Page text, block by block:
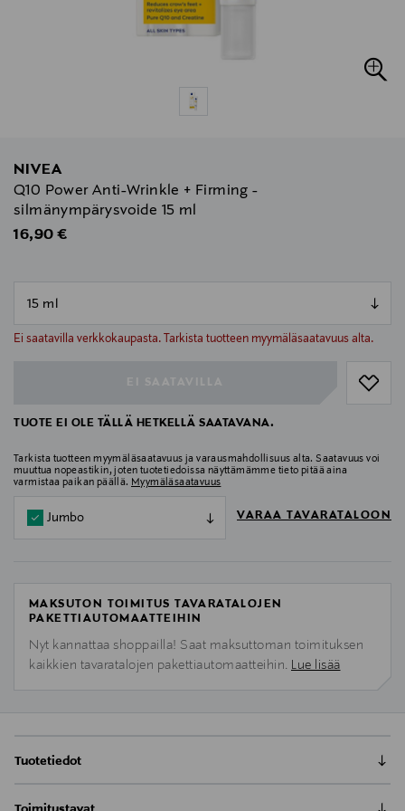
NIVEA
Q10 Power Anti-Wrinkle + Firming -
silmänympärysvoide 15 ml
Original Price
16,90 €
Ei saatavilla verkkokaupasta. Tarkista tuotteen myymäläsaatavuus alta.
null
TUOTE EI OLE TÄLLÄ HETKELLÄ SAATAVANA.
Tarkista tuotteen myymäläsaatavuus ja varausmahdollisuus alta. Saatavuus voi
muuttua nopeastikin, joten tuotetiedoissa näyttämämme tieto pitää aina
varmistaa paikan päällä. Myymäläsaatavuus
Jumbo VARAA TAVARATALOON
MAKSUTON TOIMITUS TAVARATALOJEN
PAKETTIAUTOMAATTEIHIN
Nyt kannattaa shoppailla! Saat maksuttoman toimituksen
kaikkien tavaratalojen pakettiautomaatteihin. Lue lisää
Tuotetiedot